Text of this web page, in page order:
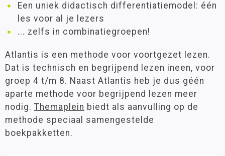
Praktijkonderwijs
Leeftijd
6 - 9 jaar (46)
9 - 12 jaar(68)
Materiaalkeuze
Antwoordenboeken(24)
Handleidingen(20)
Leesboeken(20)
Scheurblokken(20)
Toetsboeken
Een uniek didactisch differentiatiemodel: één
les voor al je lezers
... zelfs in combinatiegroepen!
Atlantis is een methode voor voortgezet lezen.
Dat is technisch en begrijpend lezen ineen, voor
groep 4 t/m 8. Naast Atlantis heb je dus géén
aparte methode voor begrijpend lezen meer
nodig. Themaplein biedt als aanvulling op de
methode speciaal samengestelde
boekpakketten.